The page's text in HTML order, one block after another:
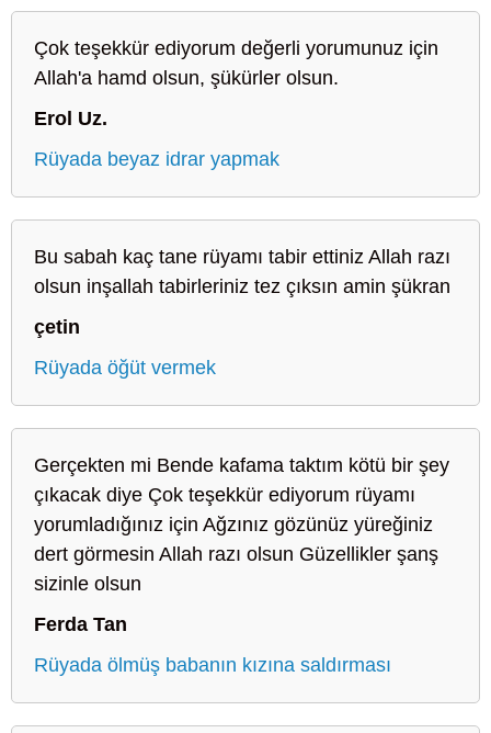
Çok teşekkür ediyorum değerli yorumunuz için
Allah'a hamd olsun, şükürler olsun.
Erol Uz.
Rüyada beyaz idrar yapmak
Bu sabah kaç tane rüyamı tabir ettiniz Allah razı
olsun inşallah tabirleriniz tez çıksın amin şükran
çetin
Rüyada öğüt vermek
Gerçekten mi Bende kafama taktım kötü bir şey
çıkacak diye Çok teşekkür ediyorum rüyamı
yorumladığınız için Ağzınız gözünüz yüreğiniz
dert görmesin Allah razı olsun Güzellikler şanş
sizinle olsun
Ferda Tan
Rüyada ölmüş babanın kızına saldırması